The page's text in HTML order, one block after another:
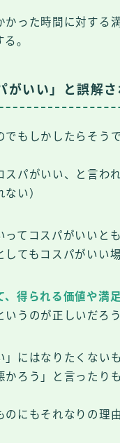
かった時間に対する
。
がいい」と誤解
でもしかしたらそう
スパがいい、と言わ
い）
ってコスパがいいと
てもコスパがいい
、得られる価値や満
うのが正しいだろう
」にはなりたくない
かろう」と言ったり
にもそれなりの理